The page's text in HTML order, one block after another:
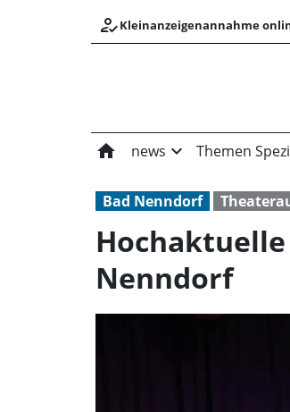
how_to_regKleinanzeigenannahme
home news expand_more Themen
Bad Nenndorf
Nenndorf